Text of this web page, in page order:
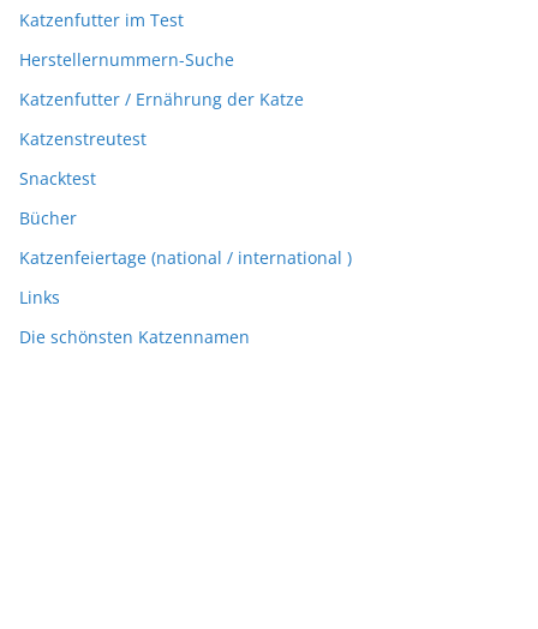
Katzenfutter im Test
Herstellernummern-Suche
Katzenfutter / Ernährung der Katze
Katzenstreutest
Snacktest
Bücher
Katzenfeiertage (national / international )
Links
Die schönsten Katzennamen